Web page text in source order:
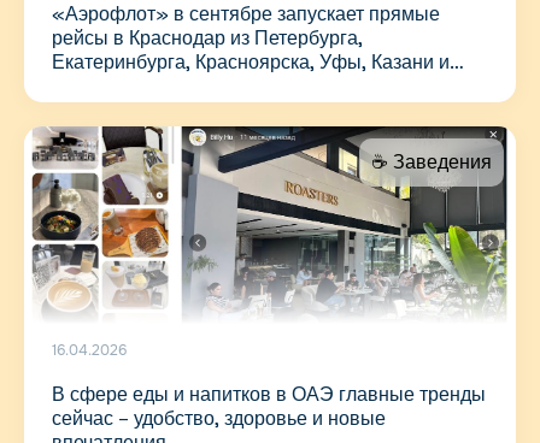
«Аэрофлот» в сентябре запускает прямые
рейсы в Краснодар из Петербурга,
Екатеринбурга, Красноярска, Уфы, Казани и
☕️ Заведения
16.04.2026
В сфере еды и напитков в ОАЭ главные тренды
сейчас – удобство, здоровье и новые